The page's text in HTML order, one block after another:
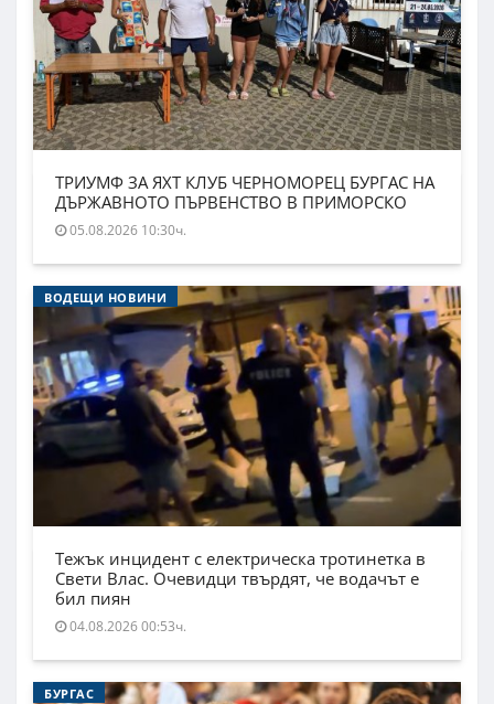
ТРИУМФ ЗА ЯХТ КЛУБ ЧЕРНОМОРЕЦ БУРГАС НА
ДЪРЖАВНОТО ПЪРВЕНСТВО В ПРИМОРСКО
05.08.2026 10:30ч.
ВОДЕЩИ НОВИНИ
Тежък инцидент с електрическа тротинетка в
Свети Влас. Очевидци твърдят, че водачът е
бил пиян
04.08.2026 00:53ч.
БУРГАС